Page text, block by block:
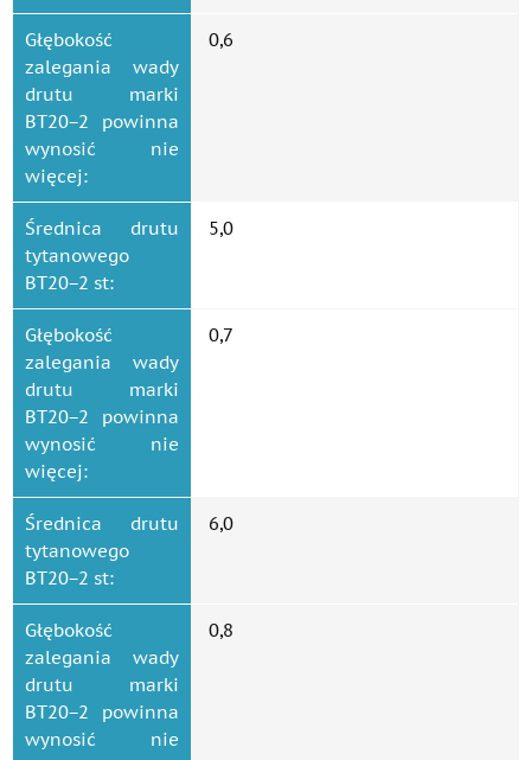
Głębokość
zalegania wady
drutu marki
ВТ20−2 powinna
wynosić nie
więcej:
0,6
Średnica drutu
tytanowego
ВТ20−2 st:
5,0
Głębokość
zalegania wady
drutu marki
ВТ20−2 powinna
wynosić nie
więcej:
0,7
Średnica drutu
tytanowego
ВТ20−2 st:
6,0
Głębokość
zalegania wady
drutu marki
ВТ20−2 powinna
wynosić nie
0,8